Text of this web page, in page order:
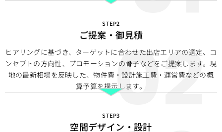
STEP2
ご提案・御見積
ヒアリングに基づき、ターゲットに合わせた出店エリアの選定、コ
ンセプトの方向性、プロモーションの骨子などをご提案します。現
地の最新相場を反映した、物件費・設計施工費・運営費などの概
算予算を提示します。
STEP3
空間デザイン・設計